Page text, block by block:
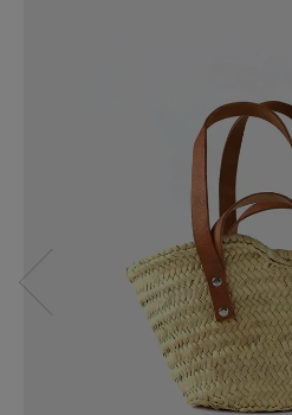
新規会